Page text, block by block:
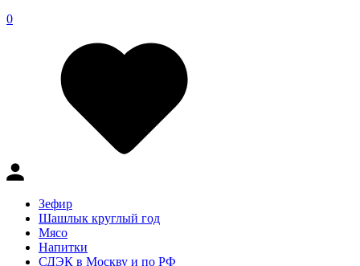
0
Зефир
Шашлык круглый год
Мясо
Напитки
СДЭК в Москву и по РФ